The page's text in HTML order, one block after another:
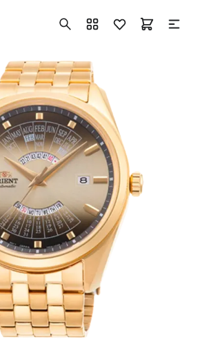
+7 ( 705 ) 181-42-50
info@vetervremeni.kz
Авторизация
Каталог
Мужские часы
Женские часы
Скидки